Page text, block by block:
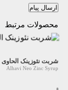
ارسال پیام
محصولات مرتبط
شربت نئوزینک الحاوی
Alhavi Neo Zinc Syrup